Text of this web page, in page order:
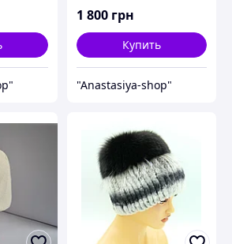
1 800 грн
Купить
"Anastasiya-shop"